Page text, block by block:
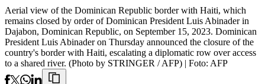
Aerial view of the Dominican Republic border with Haiti, which
remains closed by order of Dominican President Luis Abinader in
Dajabon, Dominican Republic, on September 15, 2023. Dominican
President Luis Abinader on Thursday announced the closure of the
country's border with Haiti, escalating a diplomatic row over access
to a shared river. (Photo by STRINGER / AFP) | Foto: AFP